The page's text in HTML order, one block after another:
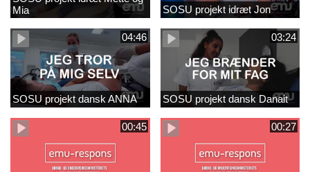
Mia
SOSU projekt idræt Jon
04:46
SOSU projekt dansk ANNA
03:24
SOSU projekt dansk Danait
00:45 00:27